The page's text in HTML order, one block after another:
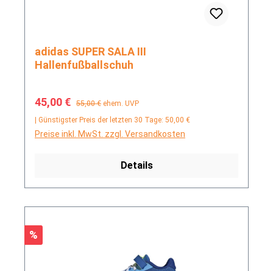
adidas SUPER SALA III
Hallenfußballschuh
Verkaufspreis:
45,00 € Regulärer Preis:
55,00 € ehem. UVP
| Günstigster Preis der letzten 30 Tage: 50,00 €
Preise inkl. MwSt. zzgl. Versandkosten
Details
Rabatt
%